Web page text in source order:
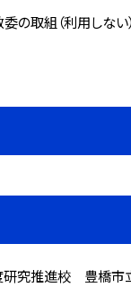
の取組（利用しない
研究推進校 豊橋市